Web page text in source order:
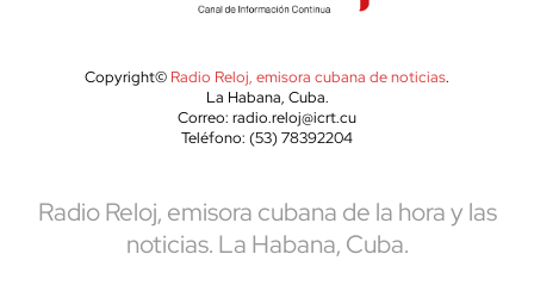
Copyright© Radio Reloj, emisora cubana de noticias.
La Habana, Cuba.
Correo: radio.reloj@icrt.cu
Teléfono: (53) 78392204
Radio Reloj, emisora cubana de la hora y las
noticias. La Habana, Cuba.